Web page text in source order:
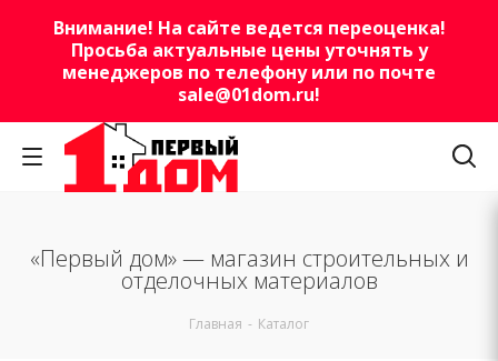
Внимание! На сайте ведется переоценка!
Просьба актуальные цены уточнять у
менеджеров по телефону или по почте
sale@01dom.ru!
«Первый дом» — магазин строительных и
отделочных материалов
Главная - Каталог